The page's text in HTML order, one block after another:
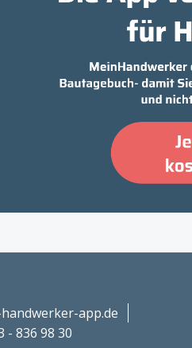
app.de
- 836 98 30